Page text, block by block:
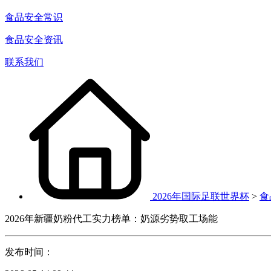
食品安全常识
食品安全资讯
联系我们
2026年国际足联世界杯 > 食
2026年新疆奶粉代工实力榜单：奶源劣势取工场能
发布时间：